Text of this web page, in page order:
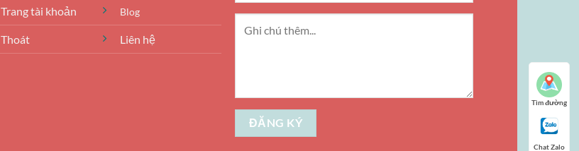
Trang tài khoản
Thoát
Blog
Liên hệ
Tìm đường
Chat Zalo